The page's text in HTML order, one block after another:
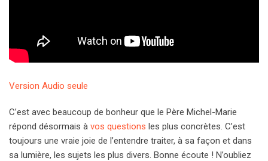
Version Audio seule
C’est avec beaucoup de bonheur que le Père Michel-Marie
répond désormais à vos questions les plus concrètes. C’est
toujours une vraie joie de l’entendre traiter, à sa façon et dans
sa lumière, les sujets les plus divers. Bonne écoute ! N’oubliez